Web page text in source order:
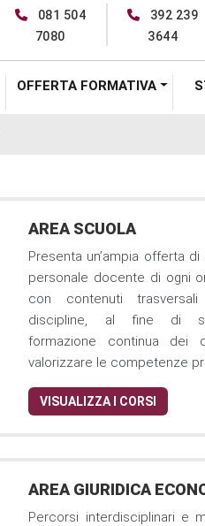
081 504
7080
392 239
3644
OFFERTA FORMATIVA
AREA SCUOLA
Presenta un’ampia offerta
personale docente di ogni
con contenuti
discipline, al fine di
formazione continua dei
valorizzare le competenze
VISUALIZZA I CORSI
AREA GIURIDICA
Percorsi interdisciplinari e